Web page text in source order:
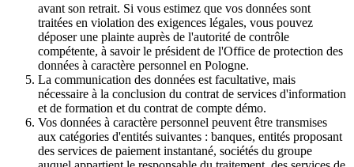
avant son retrait. Si vous estimez que vos données sont
traitées en violation des exigences légales, vous pouvez
déposer une plainte auprès de l'autorité de contrôle
compétente, à savoir le président de l'Office de protection des
données à caractère personnel en Pologne.
La communication des données est facultative, mais
nécessaire à la conclusion du contrat de services d'information
et de formation et du contrat de compte démo.
Vos données à caractère personnel peuvent être transmises
aux catégories d'entités suivantes : banques, entités proposant
des services de paiement instantané, sociétés du groupe